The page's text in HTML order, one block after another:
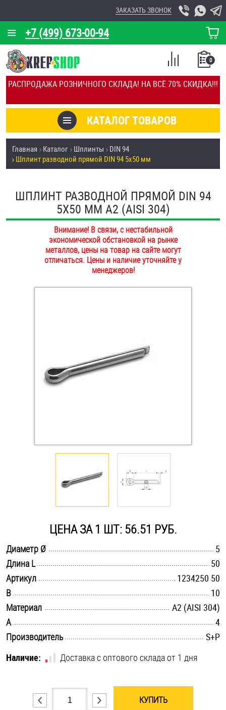
РАСПРОДАЖА РОЗНИЧНОГО СКЛАДА! НА ВСЁ 70% СКИДКА!!!
+7 (499) 673-00-94
ЗАКАЗАТЬ ЗВОНОК
КОРЗИНА
О КОМПАНИИ
КАЛЬКУЛЯТОР
ОТЗЫВЫ
УСЛУГИ
СКИДКИ
ОПТ
ПОКУПАТЕЛЯМ
ОПЛАТА И ДОСТАВКА
НАШИ МАГАЗИНЫ
КАТАЛОГ ТОВАРОВ
0
СПИСОК
СРАВНЕНИЕ
Товары со скидкой
Анкеры
Антивандальный крепёж, инструмент
Болты и винты
Втулки
Заклепки (Гайки-Заклепки)
Инструмент
Крюки, кольца с шурупной резьбой
Оснастка и аксессуары для яхт
Саморезы и шурупы
Стопорные кольца
Хомуты
Шплинты
Главная Каталог Шплинты
DIN 94
Шплинт разводной прямой DIN 94 5х50 мм
ШПЛИНТ РАЗВОДНОЙ ПРЯМОЙ DIN 94
5Х50 ММ А2 (AISI 304)
Внимание! В связи, с нестабильной
экономической обстановкой на рынке
металлов, цены на товар на сайте могут
отличаться. Цены и наличие уточняйте у
менеджеров!
ЦЕНА ЗА 1 ШТ: 56.51 РУБ.
Диаметр Ø
5
Длина L
50
Артикул
1234250 50
B
10
Материал
А2 (AISI 304)
A
4
Производитель
S+P
Наличие:
Доставка с оптового склада от 1 дня
КУПИТЬ